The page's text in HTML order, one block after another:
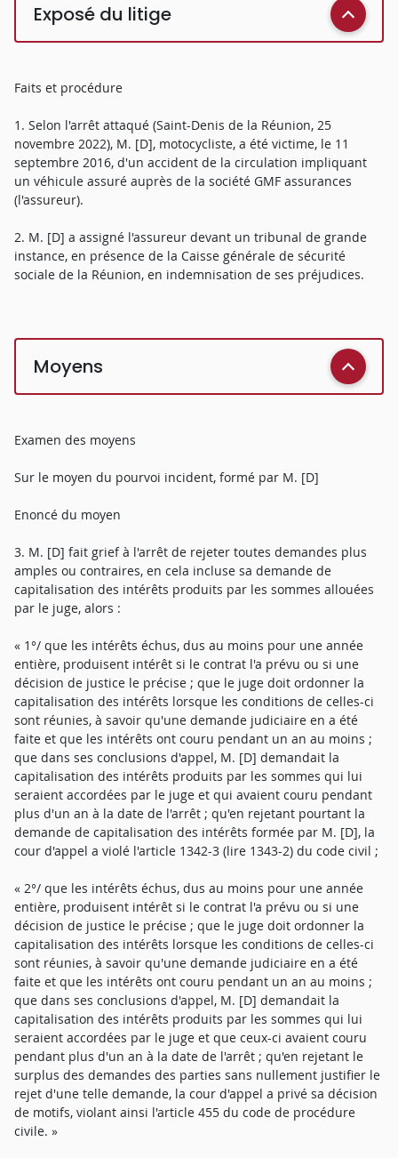
Exposé du litige
Faits et procédure
1. Selon l'arrêt attaqué (Saint-Denis de la Réunion, 25
novembre 2022), M. [D], motocycliste, a été victime, le 11
septembre 2016, d'un accident de la circulation impliquant
un véhicule assuré auprès de la société GMF assurances
(l'assureur).
2. M. [D] a assigné l'assureur devant un tribunal de grande
instance, en présence de la Caisse générale de sécurité
sociale de la Réunion, en indemnisation de ses préjudices.
Moyens
Examen des moyens
Sur le moyen du pourvoi incident, formé par M. [D]
Enoncé du moyen
3. M. [D] fait grief à l'arrêt de rejeter toutes demandes plus
amples ou contraires, en cela incluse sa demande de
capitalisation des intérêts produits par les sommes allouées
par le juge, alors :
« 1°/ que les intérêts échus, dus au moins pour une année
entière, produisent intérêt si le contrat l'a prévu ou si une
décision de justice le précise ; que le juge doit ordonner la
capitalisation des intérêts lorsque les conditions de celles-ci
sont réunies, à savoir qu'une demande judiciaire en a été
faite et que les intérêts ont couru pendant un an au moins ;
que dans ses conclusions d'appel, M. [D] demandait la
capitalisation des intérêts produits par les sommes qui lui
seraient accordées par le juge et qui avaient couru pendant
plus d'un an à la date de l'arrêt ; qu'en rejetant pourtant la
demande de capitalisation des intérêts formée par M. [D], la
cour d'appel a violé l'article 1342-3 (lire 1343-2) du code civil ;
« 2°/ que les intérêts échus, dus au moins pour une année
entière, produisent intérêt si le contrat l'a prévu ou si une
décision de justice le précise ; que le juge doit ordonner la
capitalisation des intérêts lorsque les conditions de celles-ci
sont réunies, à savoir qu'une demande judiciaire en a été
faite et que les intérêts ont couru pendant un an au moins ;
que dans ses conclusions d'appel, M. [D] demandait la
capitalisation des intérêts produits par les sommes qui lui
seraient accordées par le juge et que ceux-ci avaient couru
pendant plus d'un an à la date de l'arrêt ; qu'en rejetant le
surplus des demandes des parties sans nullement justifier le
rejet d'une telle demande, la cour d'appel a privé sa décision
de motifs, violant ainsi l'article 455 du code de procédure
civile. »